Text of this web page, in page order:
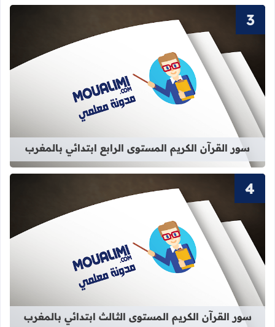
قراءة المزيد عن سور القرآن الكريم
سور القرآن الكريم المستوى الرابع ابتدائي بالمغرب
قراءة المزيد عن سور القرآن الكريم
سور القرآن الكريم المستوى الثالث ابتدائي بالمغرب